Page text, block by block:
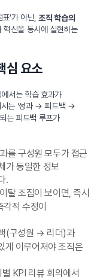
표’가 아닌,조직 학습의
혁신을 동시에 실현하는
심 요소
서는 학습 효과가
서는 ‘성과 → 피드백 →
는 피드백 루프가
를 구성원 모두가 접근
가 동일한 정보
.
탈 조짐이 보이면, 즉시
적 수정이
(구성원 → 리더)과
이루어져야 조직은
KPI 리뷰 회의에서